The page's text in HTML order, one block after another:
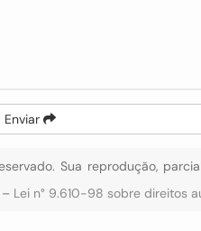
Enviar
Sua reprodução,
– Lei n° 9.610-98 sobre direitos